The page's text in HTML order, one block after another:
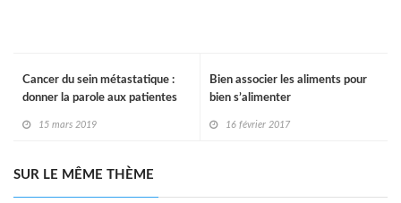
Bien associer les aliments pour
bien s’alimenter
16 février 2017
Cancer du sein métastatique :
donner la parole aux patientes
15 mars 2019
SUR LE MÊME THÈME